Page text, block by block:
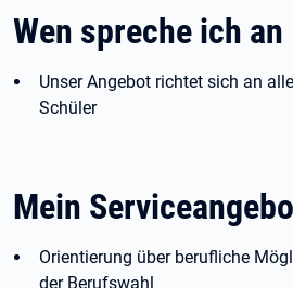
Wen spreche ich an
Unser Angebot richtet sich an
Schüler
Mein
Orientierung über berufliche
der Berufswahl